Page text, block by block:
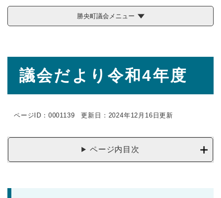
勝央町議会メニュー
議会だより令和4年度
ページID：0001139 更新日：2024年12月16日更新
ページ内目次